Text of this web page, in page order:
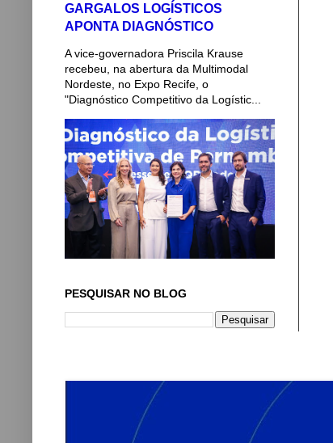
GARGALOS LOGÍSTICOS
APONTA DIAGNÓSTICO
A vice-governadora Priscila Krause
recebeu, na abertura da Multimodal
Nordeste, no Expo Recife, o
"Diagnóstico Competitivo da Logístic...
PESQUISAR NO BLOG